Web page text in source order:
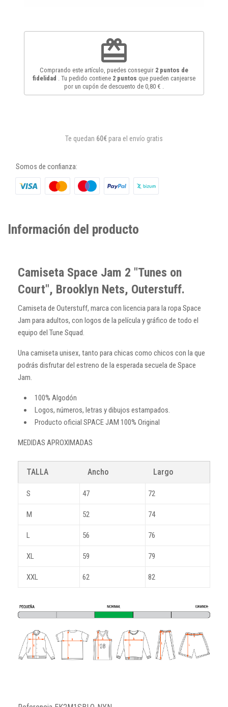
redeem
Comprando este artículo, puedes conseguir 2 puntos de
fidelidad
. Tu pedido contiene 2 puntos que pueden canjearse
por un cupón de descuento de 0,80 €
Te quedan 60€ para el envío gratis
Somos de confianza:
Información del producto
Camiseta Space Jam 2 "Tunes on
Court", Brooklyn Nets, Outerstuff.
Camiseta de Outerstuff, marca con licencia para la ropa Space
Jam para adultos, con logos de la película y gráfico de todo el
equipo del Tune Squad.
Una camiseta unisex, tanto para chicas como chicos con la que
podrás disfrutar del estreno de la esperada secuela de Space
Jam.
100% Algodón
Logos, números, letras y dibujos estampados.
Producto oficial SPACE JAM 100% Original
MEDIDAS APROXIMADAS
TALLA Ancho Largo
S 47 72
M 52 74
L 56 76
XL 59 79
XXL 62 82